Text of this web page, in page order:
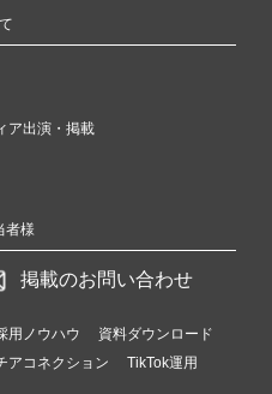
ア出演・掲載
者様
掲載のお問い合わせ
用ノウハウ
資料ダウンロード
アコネクション
TikTok運用